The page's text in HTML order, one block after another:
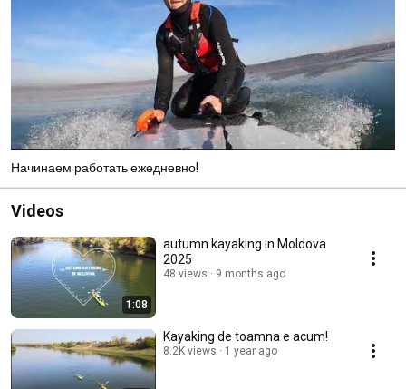
Начинаем работать ежедневно!
Videos
1:08
autumn kayaking in Moldova
2025
48 views 9 months ago
Kayaking de toamna e acum!
8.2K views 1 year ago